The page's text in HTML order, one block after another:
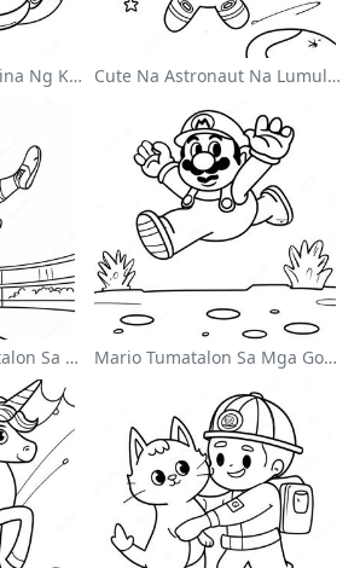
Sonic Speedster Pahina Ng Kulay Cute Na Astronaut Na Lumulutang Sa Kalawakan Na Pahina Ng Kulay
Wwe Wrestler Tumatalon Sa Kalaban Pahina Ng Kulay Mario Tumatalon Sa Mga Goomba Pahina Ng Kulay